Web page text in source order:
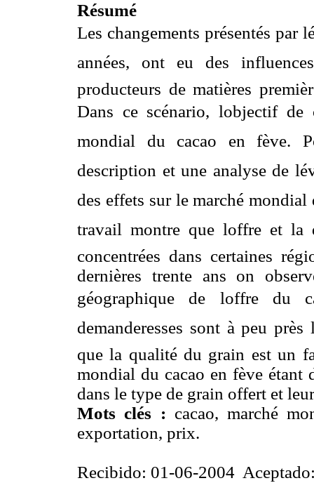
Résumé
Les changements présentés par
années, ont eu des
producteurs de matières
Dans ce scénario, lobjectif
mondial du cacao en fève.
description et une analyse de
des effets sur le marché
travail montre que loffre et la
concentrées dans certaines
dernières trente ans on
géographique de loffre du
demanderesses sont à peu
que la qualité du grain est un
mondial du cacao en fève
dans le type de grain offert et
Mots clés : cacao, marché
exportation, prix.
Recibido: 01-06-2004